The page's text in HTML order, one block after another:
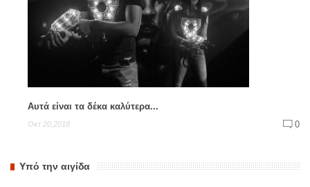
Αυτά είναι τα δέκα καλύτερα...
Οκτ 20,2018 0
Υπό την αιγίδα